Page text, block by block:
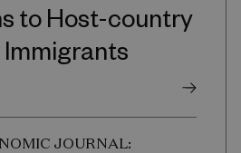
to Host-country
JOURNAL: